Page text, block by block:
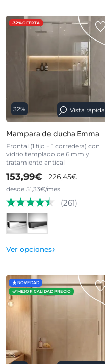
-32%OFERTA
32% Vista rápida
Mampara de ducha Emma
Frontal (1 fijo + 1 corredera) con
vidrio templado de 6 mm y
tratamiento antical
153,99€ 226,45€
desde 51,33€/mes
(261)
Ver opciones›
NOVEDAD
MEJOR CALIDAD PRECIO